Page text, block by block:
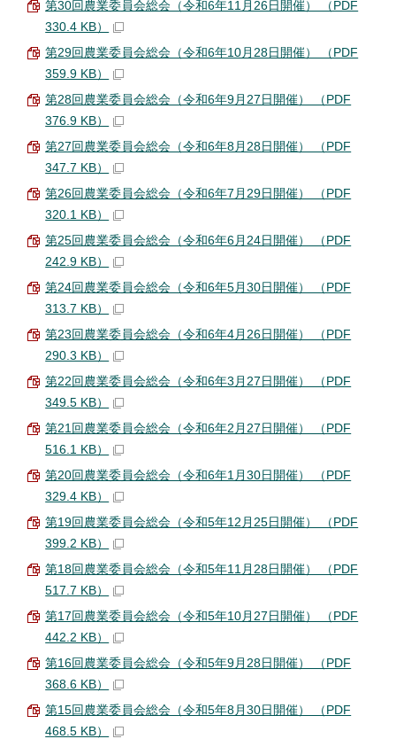
第30回農業委員会総会（令和6年11月26日開催） （PDF
330.4 KB）
第29回農業委員会総会（令和6年10月28日開催） （PDF
359.9 KB）
第28回農業委員会総会（令和6年9月27日開催） （PDF
376.9 KB）
第27回農業委員会総会（令和6年8月28日開催） （PDF
347.7 KB）
第26回農業委員会総会（令和6年7月29日開催） （PDF
320.1 KB）
第25回農業委員会総会（令和6年6月24日開催） （PDF
242.9 KB）
第24回農業委員会総会（令和6年5月30日開催） （PDF
313.7 KB）
第23回農業委員会総会（令和6年4月26日開催） （PDF
290.3 KB）
第22回農業委員会総会（令和6年3月27日開催） （PDF
349.5 KB）
第21回農業委員会総会（令和6年2月27日開催） （PDF
516.1 KB）
第20回農業委員会総会（令和6年1月30日開催） （PDF
329.4 KB）
第19回農業委員会総会（令和5年12月25日開催） （PDF
399.2 KB）
第18回農業委員会総会（令和5年11月28日開催） （PDF
517.7 KB）
第17回農業委員会総会（令和5年10月27日開催） （PDF
442.2 KB）
第16回農業委員会総会（令和5年9月28日開催） （PDF
368.6 KB）
第15回農業委員会総会（令和5年8月30日開催） （PDF
468.5 KB）